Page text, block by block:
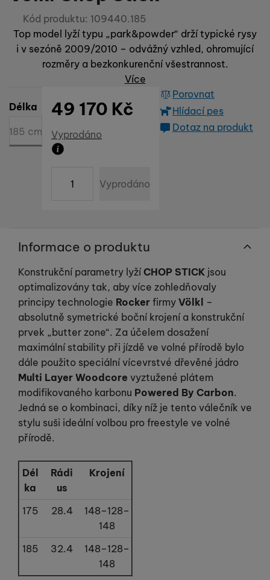
Kód produktu: 109440.185
Top model lyží typu „park&powder“ drží typické rysy
i v sezóně 2009/2010 – odvážný vzhled, ohromující
rozměry a bezkonkurenční všestrannost.
Více
Vyberte variantu
Délka
185 cm Dostupnost
Vyprodáno
49 170 Kč
Vyprodáno
Porovnat
Hlídací pes
Dotaz na produkt
Informace o produktu
Konstrukční parametry lyžíCHOP STICK jsou
optimalizovány tak, aby více zohledňovaly
principy technologie Rocker firmy Völkl –
absolutně symetrické boční krojení a konstrukční
prvek „butter zone“. Za účelem dosažení
maximální stability při jízdě ve volné přírodě bylo
dále použito speciální vícevrstvé dřevěné jádro
Multi Layer Woodcore vyztužené plátem
modifikovaného karbonu Powered By Carbon.
Jedná se o kombinaci, díky níž je tento válečník ve
stylu suši ideální volbou pro freestyle ve volné
přírodě.
Dél
ka
Rádi
us
Krojení
175 28.4
148–128–
148
185
32.4
148–128–
148